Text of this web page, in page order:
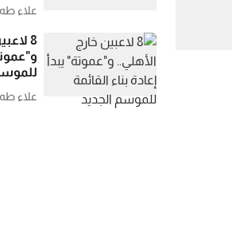
علاء طه
8
علاء طه